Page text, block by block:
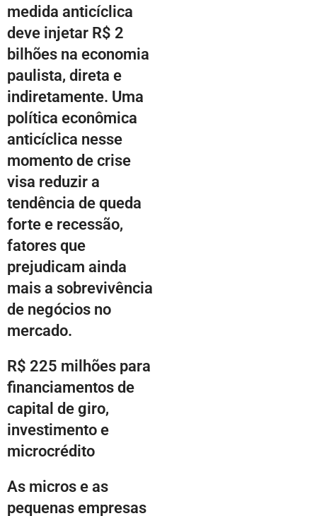
medida anticíclica
deve injetar R$ 2
bilhões na economia
paulista, direta e
indiretamente. Uma
política econômica
anticíclica nesse
momento de crise
visa reduzir a
tendência de queda
forte e recessão,
fatores que
prejudicam ainda
mais a sobrevivência
de negócios no
mercado.
R$ 225 milhões para
financiamentos de
capital de giro,
investimento e
microcrédito
As micros e as
pequenas empresas